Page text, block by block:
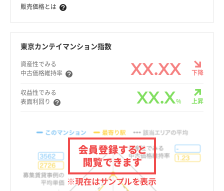
販売価格とは
東京カンテイマンション指数
資産性でみる
中古価格維持率
XX.XX 下降
収益性でみる
表面利回り
XX.X% 上昇